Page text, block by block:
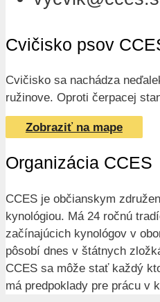
Cvičisko psov
Cvičisko sa nachádza
ružinove. Oproti čerpacej
Zobraziť na mape
Organizácia CCES
CCES je občianskym
kynológiou. Má 24 ročnú
začínajúcich kynológov v
pôsobí dnes v štátnych
CCES sa môže stať každý
má predpoklady pre prácu v